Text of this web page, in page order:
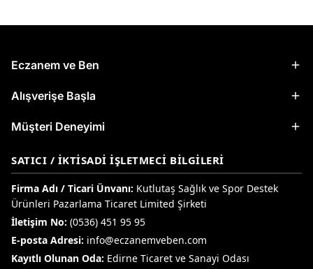
Eczanem ve Ben
Alışverişe Başla
Müşteri Deneyimi
SATICI / İKTISADI İŞLETMECI BILGILERI
Firma Adı / Ticari Ünvanı: Kutlutaş Sağlık ve Spor Destek
Ürünleri Pazarlama Ticaret Limited Şirketi
İletişim No: (0536) 451 95 95
E-posta Adresi: info@eczanemveben.com
Kayıtlı Olunan Oda: Edirne Ticaret ve Sanayi Odası